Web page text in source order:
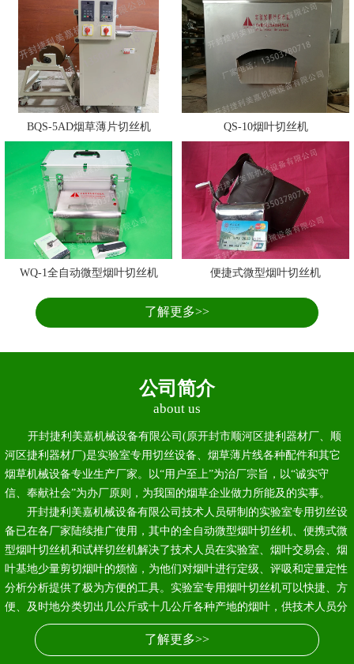
BQS-5AD烟草薄片切丝机 QS-10烟叶切丝机
WQ-1全自动微型烟叶切丝机 便捷式微型烟叶切丝机
了解更多>>
公司简介
about us
开封捷利美嘉机械设备有限公司(原开封市顺河区捷利器材厂、顺
河区捷利器材厂)是实验室专用切丝设备、烟草薄片线各种配件和其它
烟草机械设备专业生产厂家。以“用户至上”为治厂宗旨，以“诚实守
信、奉献社会”为办厂原则，为我国的烟草企业做力所能及的实事。
开封捷利美嘉机械设备有限公司技术人员研制的实验室专用切丝设
备已在各厂家陆续推广使用，其中的全自动微型烟叶切丝机、便携式微
型烟叶切丝机和试样切丝机解决了技术人员在实验室、烟叶交易会、烟
叶基地少量剪切烟叶的烦恼，为他们对烟叶进行定级、评吸和定量定性
分析分析提供了极为方便的工具。实验室专用烟叶切丝机可以快捷、方
便、及时地分类切出几公斤或十几公斤各种产地的烟叶，供技术人员分
析、试制烟枝样品，解除了技术保密的后顾之忧。
开封捷利美嘉机械设备有限公司生产的与烟草薄片线配套的薄片线
了解更多>>